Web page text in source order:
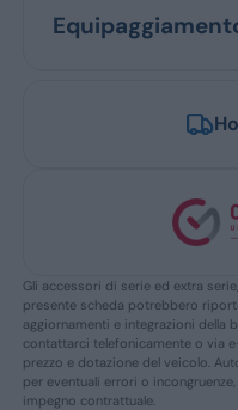
Gli accessori di serie ed extra
presente scheda potrebbero
aggiornamenti e integrazioni della
contattarci telefonicamente o via
prezzo e dotazione del veicolo.
per eventuali errori o
impegno contrattuale.